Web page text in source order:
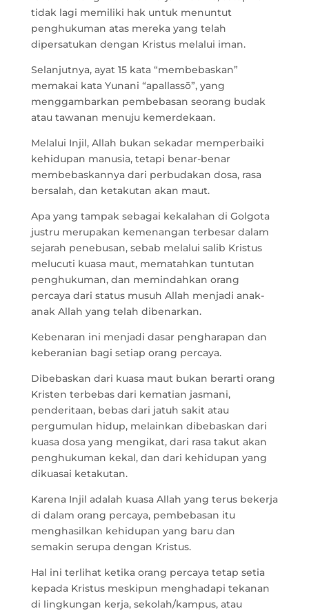
tidak lagi memiliki hak untuk menuntut
penghukuman atas mereka yang telah
dipersatukan dengan Kristus melalui iman.
Selanjutnya, ayat 15 kata “membebaskan”
memakai kata Yunani “apallassō”, yang
menggambarkan pembebasan seorang budak
atau tawanan menuju kemerdekaan.
Melalui Injil, Allah bukan sekadar memperbaiki
kehidupan manusia, tetapi benar-benar
membebaskannya dari perbudakan dosa, rasa
bersalah, dan ketakutan akan maut.
Apa yang tampak sebagai kekalahan di Golgota
justru merupakan kemenangan terbesar dalam
sejarah penebusan, sebab melalui salib Kristus
melucuti kuasa maut, mematahkan tuntutan
penghukuman, dan memindahkan orang
percaya dari status musuh Allah menjadi anak-
anak Allah yang telah dibenarkan.
Kebenaran ini menjadi dasar pengharapan dan
keberanian bagi setiap orang percaya.
Dibebaskan dari kuasa maut bukan berarti orang
Kristen terbebas dari kematian jasmani,
penderitaan, bebas dari jatuh sakit atau
pergumulan hidup, melainkan dibebaskan dari
kuasa dosa yang mengikat, dari rasa takut akan
penghukuman kekal, dan dari kehidupan yang
dikuasai ketakutan.
Karena Injil adalah kuasa Allah yang terus bekerja
di dalam orang percaya, pembebasan itu
menghasilkan kehidupan yang baru dan
semakin serupa dengan Kristus.
Hal ini terlihat ketika orang percaya tetap setia
kepada Kristus meskipun menghadapi tekanan
di lingkungan kerja, sekolah/kampus, atau